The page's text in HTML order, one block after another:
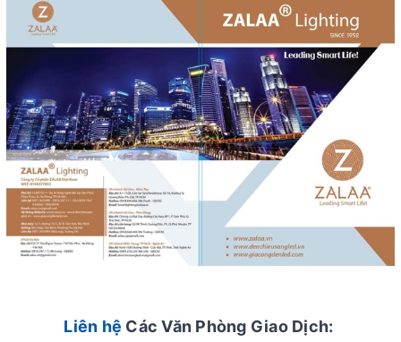
Liên hệ Các Văn Phòng Giao Dịch: